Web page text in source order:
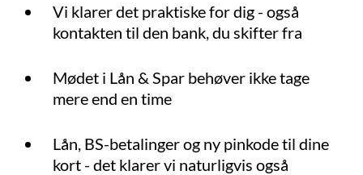
Vi klarer det praktiske for dig - også
kontakten til den bank, du skifter fra
Mødet i Lån & Spar behøver ikke tage
mere end en time
Lån, BS-betalinger og ny pinkode til dine
kort - det klarer vi naturligvis også